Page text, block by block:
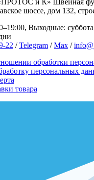
и К» Швейная
шоссе, дом 132,
Выходные:
22 /Telegram /Max /
обработки
персональных
товара